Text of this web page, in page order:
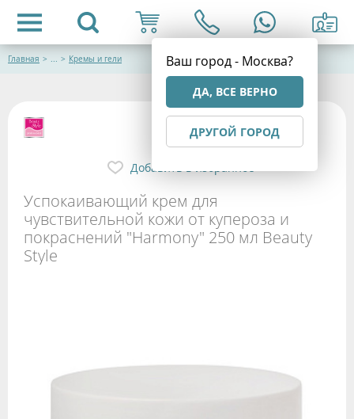
Ваш город - Москва?
ДА, ВСЕ ВЕРНО
ДРУГОЙ ГОРОД
Главная > ... > Кремы и гели
Успокаивающий крем для
чувствительной кожи от купероза и
покраснений "Harmony" 250 мл Beauty
Style
Добавить в избранное